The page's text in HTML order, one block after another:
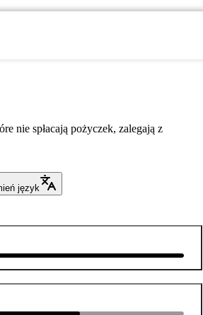
nie spłacają pożyczek, zalegają z
język